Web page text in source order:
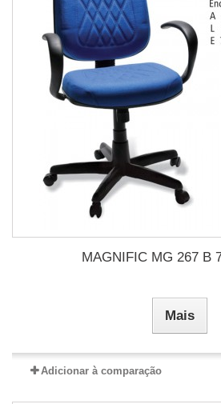
MAGNIFIC MG 267 B
Mais
Adicionar à comparação